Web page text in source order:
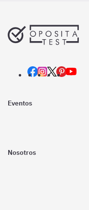
Eventos
Nosotros